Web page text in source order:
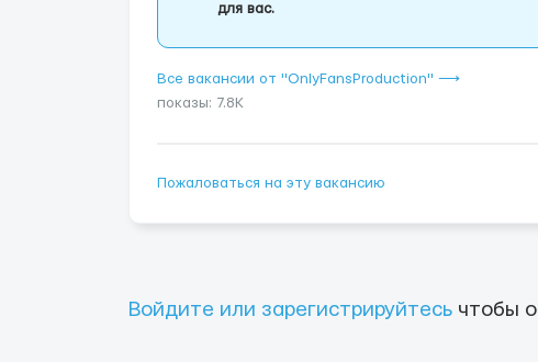
для вас.
Все вакансии от "OnlyFansProduction" ⟶
показы: 7.8K
Пожаловаться на эту вакансию
Войдите или зарегистрируйтесь чтобы